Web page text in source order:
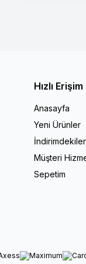
Hızlı Erişim
Anasayfa
Yeni Ürünler
İndirimdekiler
Müşteri
Sepetim